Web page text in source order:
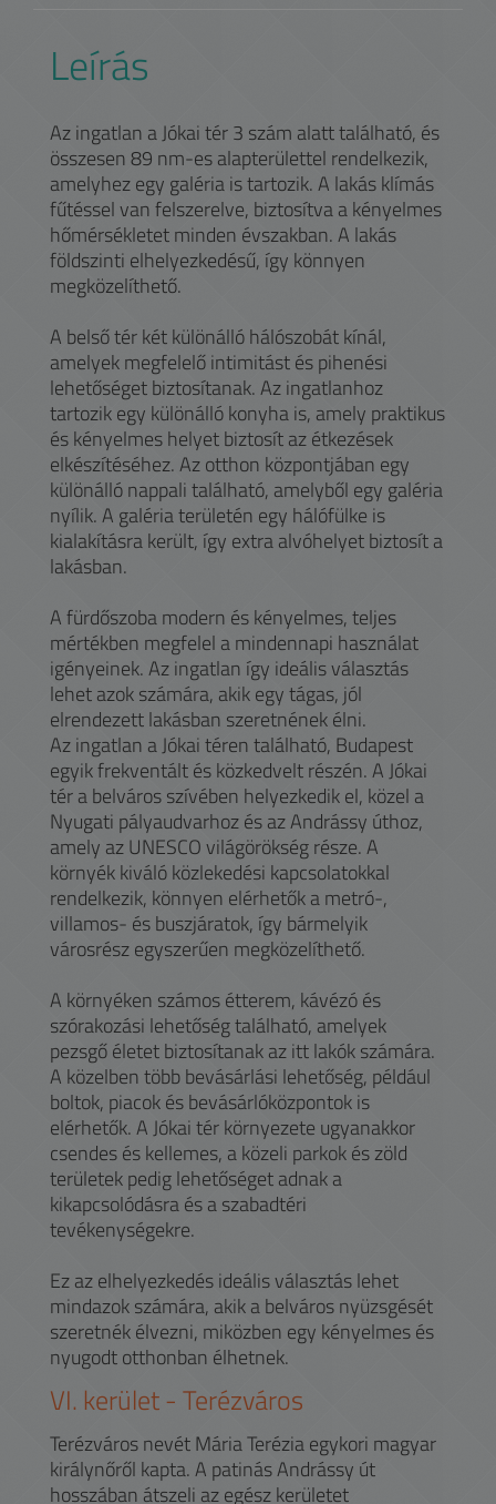
Leírás
Az ingatlan a Jókai tér 3 szám alatt található, és
összesen 89 nm-es alapterülettel rendelkezik,
amelyhez egy galéria is tartozik. A lakás klímás
fűtéssel van felszerelve, biztosítva a kényelmes
hőmérsékletet minden évszakban. A lakás
földszinti elhelyezkedésű, így könnyen
megközelíthető.
A belső tér két különálló hálószobát kínál,
amelyek megfelelő intimitást és pihenési
lehetőséget biztosítanak. Az ingatlanhoz
tartozik egy különálló konyha is, amely praktikus
és kényelmes helyet biztosít az étkezések
elkészítéséhez. Az otthon központjában egy
különálló nappali található, amelyből egy galéria
nyílik. A galéria területén egy hálófülke is
kialakításra került, így extra alvóhelyet biztosít a
lakásban.
A fürdőszoba modern és kényelmes, teljes
mértékben megfelel a mindennapi használat
igényeinek. Az ingatlan így ideális választás
lehet azok számára, akik egy tágas, jól
elrendezett lakásban szeretnének élni.
Az ingatlan a Jókai téren található, Budapest
egyik frekventált és közkedvelt részén. A Jókai
tér a belváros szívében helyezkedik el, közel a
Nyugati pályaudvarhoz és az Andrássy úthoz,
amely az UNESCO világörökség része. A
környék kiváló közlekedési kapcsolatokkal
rendelkezik, könnyen elérhetők a metró-,
villamos- és buszjáratok, így bármelyik
városrész egyszerűen megközelíthető.
A környéken számos étterem, kávézó és
szórakozási lehetőség található, amelyek
pezsgő életet biztosítanak az itt lakók számára.
A közelben több bevásárlási lehetőség, például
boltok, piacok és bevásárlóközpontok is
elérhetők. A Jókai tér környezete ugyanakkor
csendes és kellemes, a közeli parkok és zöld
területek pedig lehetőséget adnak a
kikapcsolódásra és a szabadtéri
tevékenységekre.
Ez az elhelyezkedés ideális választás lehet
mindazok számára, akik a belváros nyüzsgését
szeretnék élvezni, miközben egy kényelmes és
nyugodt otthonban élhetnek.
VI. kerület -Terézváros
Terézváros nevét Mária Terézia egykori magyar
királynőről kapta. A patinás Andrássy út
hosszában átszeli az egész kerületet